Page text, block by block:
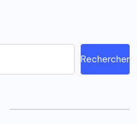
Rechercher